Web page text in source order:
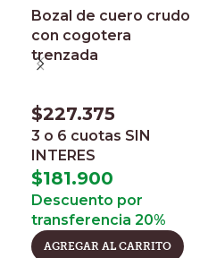
Bozal de cuero crudo
con cogotera
trenzada
$227.375
3 o 6 cuotas SIN
INTERES
$181.900
Descuento por
transferencia 20%
AGREGAR AL CARRITO